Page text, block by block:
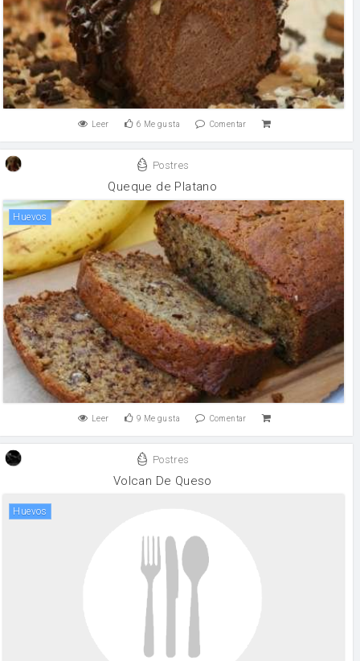
Leer 6 Me gusta Comentar
Postres
Queque de Platano
huevos
Leer 9 Me gusta Comentar
Postres
Volcan De Queso
huevos